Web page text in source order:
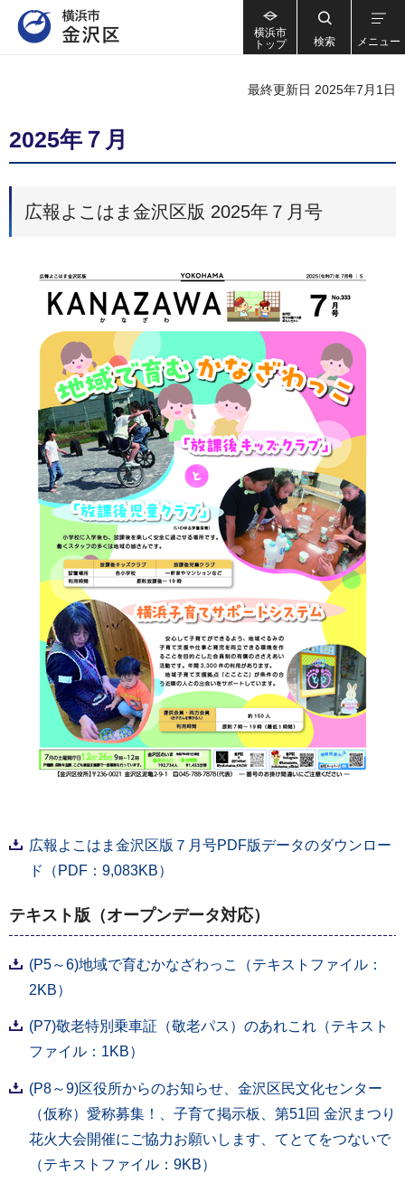
横浜市
トップ
検索 メニュー
最終更新日 2025年7月1日
2025年７月
広報よこはま金沢区版 2025年７月号
広報よこはま金沢区版７月号PDF版データのダウンロー
ド（PDF：9,083KB）
テキスト版（オープンデータ対応）
(P5～6)地域で育むかなざわっこ（テキストファイル：
2KB）
(P7)敬老特別乗車証（敬老パス）のあれこれ（テキスト
ファイル：1KB）
(P8～9)区役所からのお知らせ、金沢区民文化センター
（仮称）愛称募集！、子育て掲示板、第51回 金沢まつり
花火大会開催にご協力お願いします、てとてをつないで
（テキストファイル：9KB）